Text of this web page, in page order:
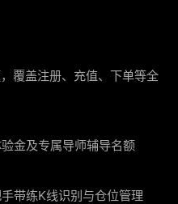
覆盖注册、充值、下单等全
金及专属导师辅导名额
带练K线识别与仓位管理